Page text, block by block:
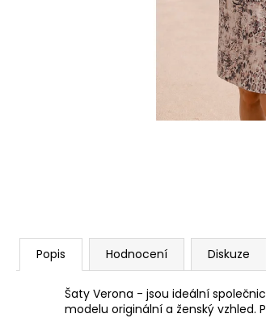
Popis Hodnocení Diskuze
Šaty Verona - jsou ideální
modelu originální a ženský vzhled.
ŠATY SABINA - LETNÍ ŠATY